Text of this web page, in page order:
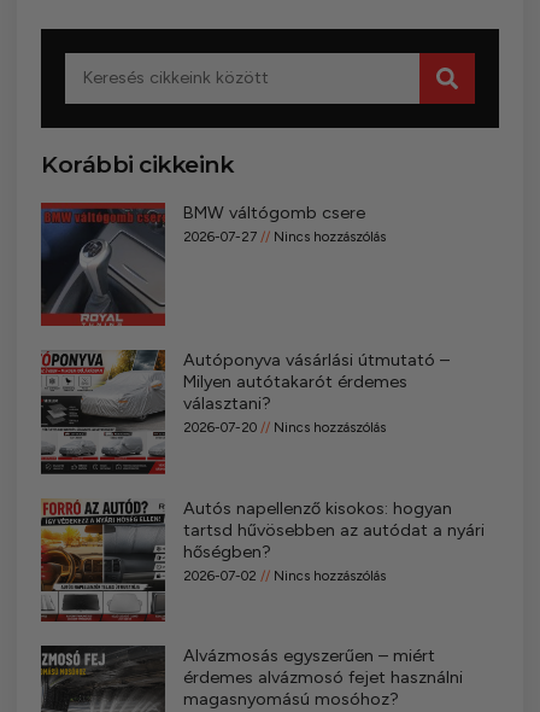
Korábbi cikkeink
BMW váltógomb csere
2026-07-27 Nincs hozzászólás
Autóponyva vásárlási útmutató –
Milyen autótakarót érdemes
választani?
2026-07-20 Nincs hozzászólás
Autós napellenző kisokos: hogyan
tartsd hűvösebben az autódat a nyári
hőségben?
2026-07-02 Nincs hozzászólás
Alvázmosás egyszerűen – miért
érdemes alvázmosó fejet használni
magasnyomású mosóhoz?